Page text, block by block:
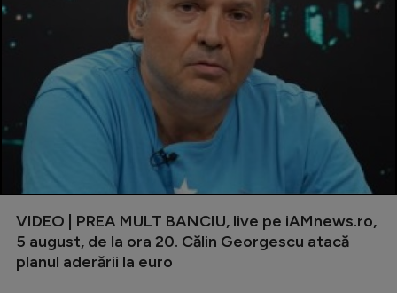
VIDEO | PREA MULT BANCIU, live pe iAMnews.ro,
5 august, de la ora 20. Călin Georgescu atacă
planul aderării la euro